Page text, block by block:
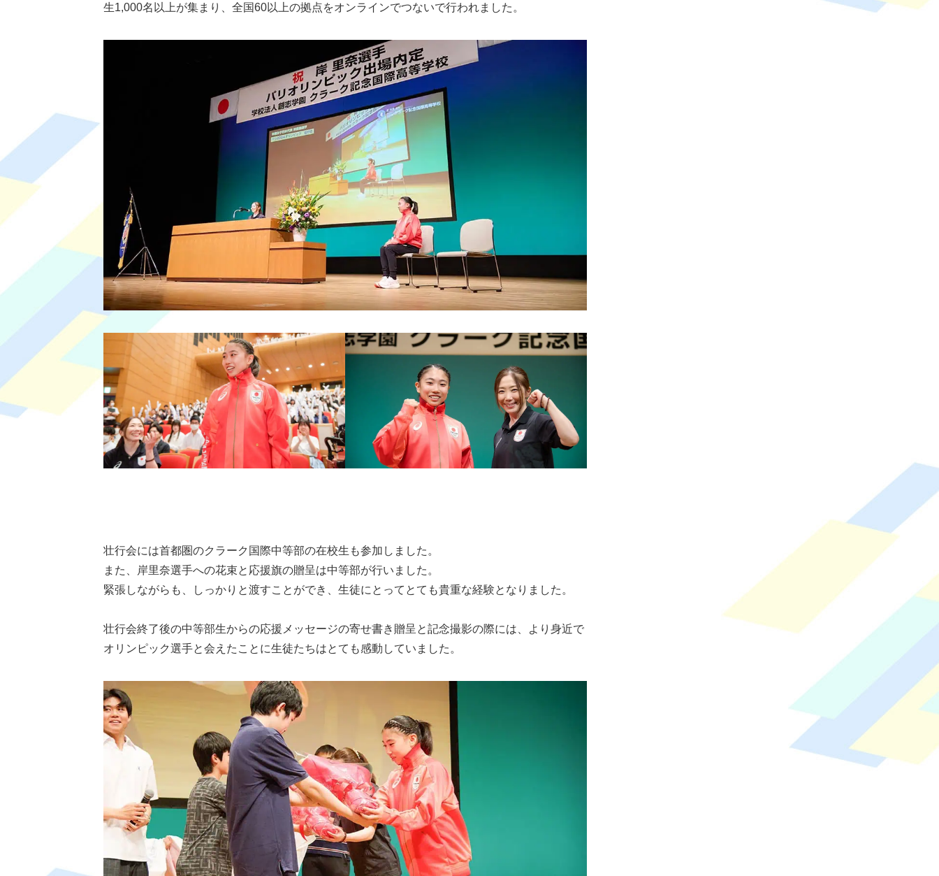
生1,000名以上が集まり、全国60以上の拠点をオンラインでつないで行われました。
壮行会には首都圏のクラーク国際中等部の在校生も参加しました。
また、岸里奈選手への花束と応援旗の贈呈は中等部が行いました。
緊張しながらも、しっかりと渡すことができ、生徒にとってとても貴重な経験となりました。
壮行会終了後の中等部生からの応援メッセージの寄せ書き贈呈と記念撮影の際には、より身近で
オリンピック選手と会えたことに生徒たちはとても感動していました。